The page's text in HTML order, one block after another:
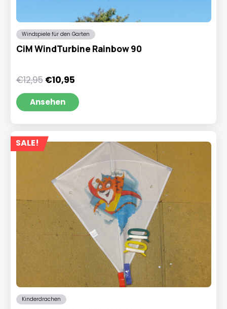
Windspiele für den Garten
CiM WindTurbine Rainbow 90
€12,95 Ursprünglicher
Preis
war:
€12,95
€10,95Aktueller
ist:
€10,95.
Ansehen
SALE!
Kinderdrachen